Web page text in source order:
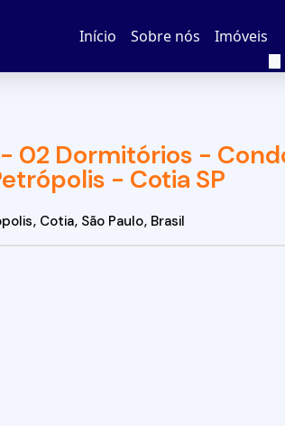
Imóveis
Sobre nós
Início
02 Dormitórios -
- Cotia SP
, Cotia, São Paulo, Brasil